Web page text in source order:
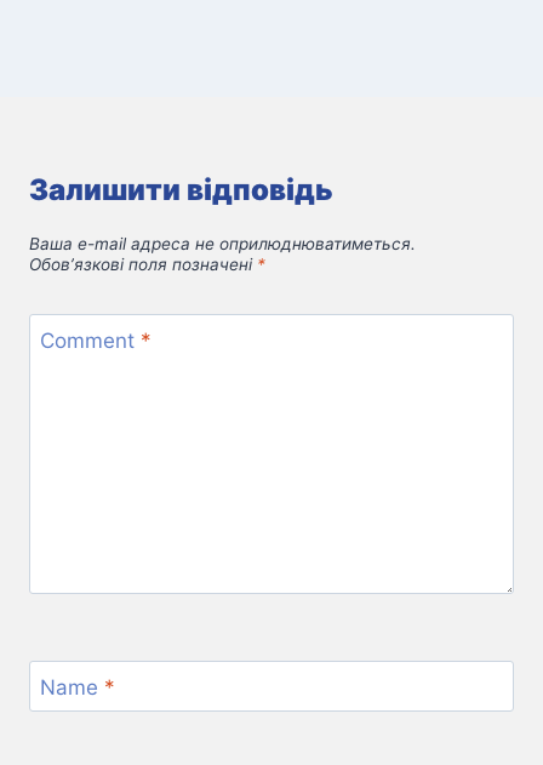
Залишити відповідь
Ваша e-mail адреса не оприлюднюватиметься.
Обов’язкові поля позначені *
Comment *
Name *